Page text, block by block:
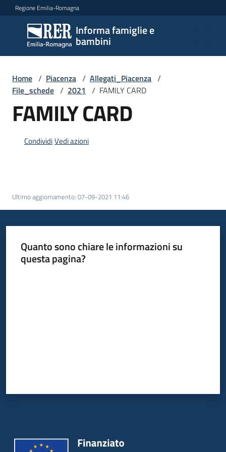
Vai al contenuto
Vai alla navigazione
Vai al footer
Regione Emilia-Romagna
Informa famiglie e
bambini
Informa
famiglie
e
bambini
Argomenti
per
le
Informazioni
Home / Piacenza / Allegati_Piacenza /
File_schede / 2021 / FAMILY CARD
FAMILY CARD
CondividiVedi azioni
Ultimo aggiornamento: 07-09-2021 11:46
Quanto sono chiare le informazioni su
questa pagina?